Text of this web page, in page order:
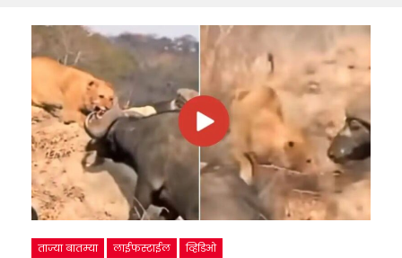
ताज्या बातम्या लाईफस्टाईल व्हिडिओ